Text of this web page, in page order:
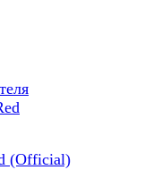
(Official)